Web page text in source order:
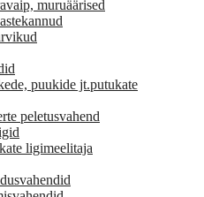
muruäärised
puukide jt.putukate
peletusvahend
ligimeelitaja